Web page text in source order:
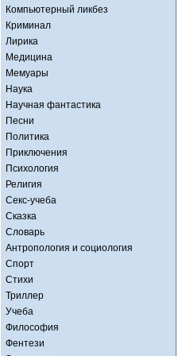
Компьютерный ликбез
Криминал
Лирика
Медицина
Мемуары
Наука
Научная фантастика
Песни
Политика
Приключения
Психология
Религия
Секс-учеба
Сказка
Словарь
Антропология и социология
Спорт
Стихи
Триллер
Учеба
Философия
Фентези